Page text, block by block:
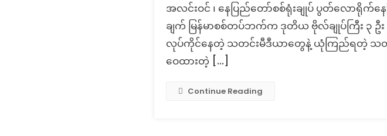
ဗိုလ်ချုပ်
ကြီး၃
ဦး
NUGထံ
အလင်းဝင် ၊ နေပြည်တော်စစ်ရုံးချုပ် ပွတ်လောရိုက်န
ချက် မြန်မာစစ်တပ်ဘက်က ဒုတိယ ဗိုလ်ချုပ်ကြီး ၃
လုပ်ကိုင်နေတဲ့ သတင်းမီဒီယာတွေနဲ့ ယုံကြည်ရတဲ့ သတင်း
ဝေထားတဲ့ […]
Continue Reading